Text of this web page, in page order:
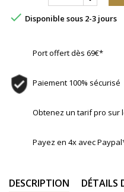
 Disponible sous 2-3 jours
Port offert dès 69€*
Paiement 100% sécurisé
Obtenez un tarif pro sur
Payez en 4x avec
DESCRIPTION DÉTAILS